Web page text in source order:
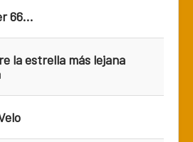
66...
la estrella más lejana